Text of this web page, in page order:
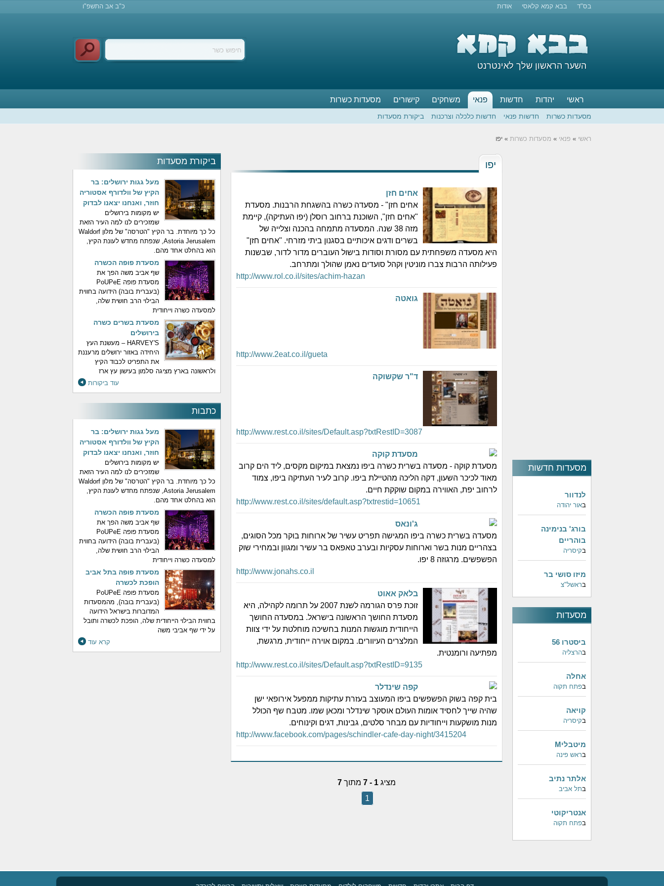
בס"ד בבא קמא קלאסי אודות כ"ב אב התשפ"ו
השער הראשון שלך לאינטרנט
ראשי יהדות חדשות פנאי משחקים קישורים מסעדות כשרות
מסעדות כשרות חדשות פנאי חדשות כלכלה וצרכנות ביקורת מסעדות
ראשי » פנאי » מסעדות כשרות » יפו
מסעדות חדשות
לנדוור
באור יהודה
בורג' בנימינה
בוהריים
בקיסריה
מיזו סושי בר
בראשל"צ
מסעדות
ביסטרו 56
בהרצליה
אחלה
בפתח תקוה
קויאה
בקיסריה
מיטבליM
בראש פינה
אלתר נתיב
בתל אביב
אנטריקוטי
בפתח תקוה
ביקורת מסעדות
מעל גגות ירושלים: בר
הקיץ של וולדורף אסטוריה
חוזר, ואנחנו יצאנו לבדוק
יש מקומות בירושלים
שמזכירים לנו למה העיר הזאת
כל כך מיוחדת. בר הקיץ "הטרסה" של מלון Waldorf
Astoria Jerusalem, שנפתח מחדש לעונת הקיץ,
הוא בהחלט אחד מהם.
מסעדת פופה הכשרה
שף אביב משה הפך את
מסעדת פופה PoUPeE
(בעברית בובה) הידועה בחווית
הבילוי הרב חושית שלה,
למסעדה כשרה וייחודית
מסעדת בשרים כשרה
בירושלים
HARVEY'S – מעשנת העץ
היחידה באזור ירושלים מרעננת
את התפריט לכבוד הקיץ
ולראשונה בארץ מציגה סלמון בעישון עץ ארז
עוד ביקורות
כתבות
מעל גגות ירושלים: בר
הקיץ של וולדורף אסטוריה
חוזר, ואנחנו יצאנו לבדוק
יש מקומות בירושלים
שמזכירים לנו למה העיר הזאת
כל כך מיוחדת. בר הקיץ "הטרסה" של מלון Waldorf
Astoria Jerusalem, שנפתח מחדש לעונת הקיץ,
הוא בהחלט אחד מהם.
מסעדת פופה הכשרה
שף אביב משה הפך את
מסעדת פופה PoUPeE
(בעברית בובה) הידועה בחווית
הבילוי הרב חושית שלה,
למסעדה כשרה וייחודית
מסעדת פופה בתל אביב
הופכת לכשרה
מסעדת פופה PoUPeE
(בעברית בובה), מהמסעדות
המדוברות בישראל הידועה
בחווית הבילוי הייחודית שלה, הופכת לכשרה ותובל
על ידי שף אביבי משה
קרא עוד
יפו
אחים חזן
אחים חזן" - מסעדה כשרה בהשגחת הרבנות. מסעדת
"אחים חזן", השוכנת ברחוב רוסלן (יפו העתיקה), קיימת
מזה 38 שנה. המסעדה מתמחה בהכנה וצלייה של
בשרים ודגים איכותיים בסגנון ביתי מזרחי. "אחים חזן"
היא מסעדה משפחתית עם מסורת וסודות בישול העוברים מדור לדור, שבשנות
פעילותה הרבות צברו מוניטין וקהל סועדים נאמן שהולך ומתרחב.
http://www.rol.co.il/sites/achim-hazan
גואטה
http://www.2eat.co.il/gueta
ד"ר שקשוקה
http://www.rest.co.il/sites/Default.asp?txtRestID=3087
מסעדת קוקה
מסעדת קוקה - מסעדה בשרית כשרה ביפו נמצאת במיקום מקסים, ליד הים קרוב
מאוד לכיכר השעון, דקה הליכה מהטיילת ביפו. קרוב לעיר העתיקה ביפו, צמוד
לרחוב יפת, האווירה במקום שוקקת חיים.
http://www.rest.co.il/sites/default.asp?txtrestid=10651
ג'ונאס
מסעדה בשרית כשרה ביפו המגישה תפריט עשיר של ארוחות בוקר מכל הסוגים,
בצהריים מנות בשר וארוחות עסקיות ובערב טאפאס בר עשיר ומגוון ובמחירי שוק
הפשפשים. מרגוזה 8 יפו.
http://www.jonahs.co.il
בלאק אאוט
זוכת פרס הגורמה לשנת 2007 על תרומה לקהילה, היא
מסעדת החושך הראשונה בישראל. במסעדה החושך
הייחודית מוגשות המנות בחשיכה מוחלטת על ידי צוות
המלצרים העיוורים. במקום אוירה ייחודית, מרגשת,
מפתיעה ורומנטית.
http://www.rest.co.il/sites/Default.asp?txtRestID=9135
קפה שינדלר
בית קפה בשוק הפשפשים ביפו המעוצב בעזרת עתיקות ממפעל אירופאי ישן
שהיה שייך לחסיד אומות העולם אוסקר שינדלר ומכאן שמו. מטבח שף הכולל
מנות מושקעות וייחודיות עם מבחר סלטים, גבינות, דגים וקינוחים.
http://www.facebook.com/pages/schindler-cafe-day-night/3415204
מציג 1 - 7 מתוך 7
1